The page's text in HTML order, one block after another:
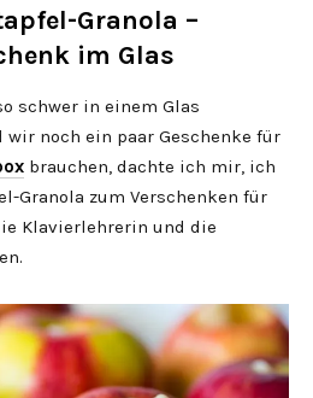
Granola –
im Glas
schwer in einem Glas
noch ein paar Geschenke für
brauchen, dachte ich mir, ich
Granola zum Verschenken für
Klavierlehrerin und die